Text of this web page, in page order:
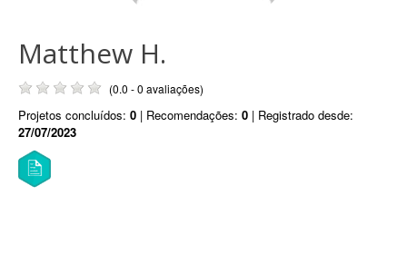
Matthew H.
(0.0 - 0 avaliações)
Projetos concluídos: 0 | Recomendações: 0 | Registrado desde:
27/07/2023